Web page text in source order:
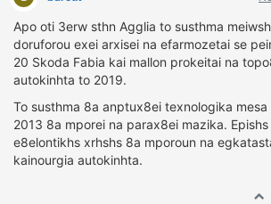
Apo oti 3erw sthn Agglia to susthma
doruforou exei arxisei na efarmozetai se
20 Skoda Fabia kai mallon prokeitai na
autokinhta to 2019.
To susthma 8a anptux8ei texnologika
2013 8a mporei na parax8ei mazika.
e8elontikhs xrhshs 8a mporoun na
kainourgia autokinhta.